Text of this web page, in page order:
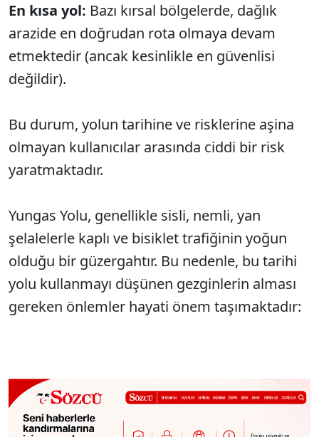
En kısa yol: Bazı kırsal bölgelerde, dağlık
arazide en doğrudan rota olmaya devam
etmektedir (ancak kesinlikle en güvenlisi
değildir).
Bu durum, yolun tarihine ve risklerine aşina
olmayan kullanıcılar arasında ciddi bir risk
yaratmaktadır.
Yungas Yolu, genellikle sisli, nemli, yan
şelalelerle kaplı ve bisiklet trafiğinin yoğun
olduğu bir güzergahtır. Bu nedenle, bu tarihi
yolu kullanmayı düşünen gezginlerin alması
gereken önlemler hayati önem taşımaktadır: